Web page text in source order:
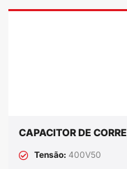
CAPACITOR DE
Tensão: 400V50